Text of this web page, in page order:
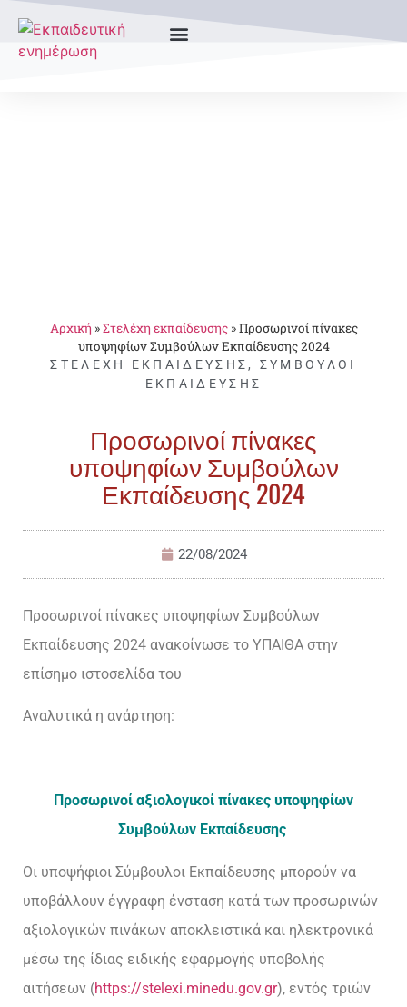
Αρχική »Στελέχη εκπαίδευσης»Προσωρινοί πίνακες
υποψηφίων Συμβούλων Εκπαίδευσης 2024
ΣΤΕΛΈΧΗ ΕΚΠΑΊΔΕΥΣΗΣ , ΣΎΜΒΟΥΛΟΙ
ΕΚΠΑΊΔΕΥΣΗΣ
Προσωρινοί πίνακες
υποψηφίων Συμβούλων
Εκπαίδευσης 2024
22/08/2024
Προσωρινοί πίνακες υποψηφίων Συμβούλων
Εκπαίδευσης 2024 ανακοίνωσε το ΥΠΑΙΘΑ στην
επίσημο ιστοσελίδα του
Αναλυτικά η ανάρτηση:
Προσωρινοί αξιολογικοί πίνακες υποψηφίων
Συμβούλων Εκπαίδευσης
Οι υποψήφιοι Σύμβουλοι Εκπαίδευσης μπορούν να
υποβάλλουν έγγραφη ένσταση κατά των προσωρινών
αξιολογικών πινάκων αποκλειστικά και ηλεκτρονικά
μέσω της ίδιας ειδικής εφαρμογής υποβολής
αιτήσεων (https://stelexi.minedu.gov.gr), εντός τριών